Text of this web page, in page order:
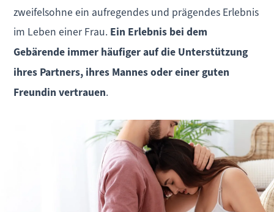
zweifelsohne ein aufregendes und prägendes Erlebnis
im Leben einer Frau. Ein Erlebnis bei dem
Gebärende immer häufiger auf die Unterstützung
ihres Partners, ihres Mannes oder einer guten
Freundin vertrauen.